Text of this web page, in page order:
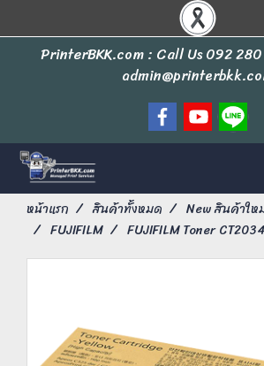
PrinterBKK.com : Call Us092
หน้าแรก สินค้าทั้งหมด New สินค้าให
FUJIFILM
FUJIFILM Toner